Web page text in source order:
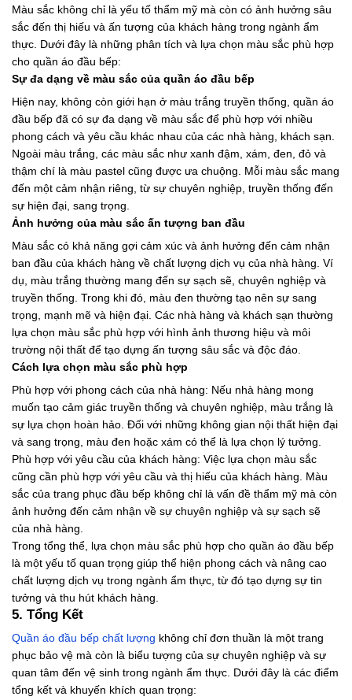
Màu sắc không chỉ là yếu tố thẩm mỹ mà còn có ảnh hưởng sâu
sắc đến thị hiếu và ấn tượng của khách hàng trong ngành ẩm
thực. Dưới đây là những phân tích và lựa chọn màu sắc phù hợp
cho quần áo đầu bếp:
Sự đa dạng về màu sắc của quần áo đầu bếp
Hiện nay, không còn giới hạn ở màu trắng truyền thống, quần áo
đầu bếp đã có sự đa dạng về màu sắc để phù hợp với nhiều
phong cách và yêu cầu khác nhau của các nhà hàng, khách sạn.
Ngoài màu trắng, các màu sắc như xanh đậm, xám, đen, đỏ và
thậm chí là màu pastel cũng được ưa chuộng. Mỗi màu sắc mang
đến một cảm nhận riêng, từ sự chuyên nghiệp, truyền thống đến
sự hiện đại, sang trọng.
Ảnh hưởng của màu sắc ấn tượng ban đầu
Màu sắc có khả năng gợi cảm xúc và ảnh hưởng đến cảm nhận
ban đầu của khách hàng về chất lượng dịch vụ của nhà hàng. Ví
dụ, màu trắng thường mang đến sự sạch sẽ, chuyên nghiệp và
truyền thống. Trong khi đó, màu đen thường tạo nên sự sang
trọng, mạnh mẽ và hiện đại. Các nhà hàng và khách sạn thường
lựa chọn màu sắc phù hợp với hình ảnh thương hiệu và môi
trường nội thất để tạo dựng ấn tượng sâu sắc và độc đáo.
Cách lựa chọn màu sắc phù hợp
Phù hợp với phong cách của nhà hàng: Nếu nhà hàng mong
muốn tạo cảm giác truyền thống và chuyên nghiệp, màu trắng là
sự lựa chọn hoàn hảo. Đối với những không gian nội thất hiện đại
và sang trọng, màu đen hoặc xám có thể là lựa chọn lý tưởng.
Phù hợp với yêu cầu của khách hàng: Việc lựa chọn màu sắc
cũng cần phù hợp với yêu cầu và thị hiếu của khách hàng. Màu
sắc của trang phục đầu bếp không chỉ là vấn đề thẩm mỹ mà còn
ảnh hưởng đến cảm nhận về sự chuyên nghiệp và sự sạch sẽ
của nhà hàng.
Trong tổng thể, lựa chọn màu sắc phù hợp cho quần áo đầu bếp
là một yếu tố quan trọng giúp thể hiện phong cách và nâng cao
chất lượng dịch vụ trong ngành ẩm thực, từ đó tạo dựng sự tin
tưởng và thu hút khách hàng.
5. Tổng Kết
Quần áo đầu bếp chất lượng không chỉ đơn thuần là một trang
phục bảo vệ mà còn là biểu tượng của sự chuyên nghiệp và sự
quan tâm đến vệ sinh trong ngành ẩm thực. Dưới đây là các điểm
tổng kết và khuyến khích quan trọng: